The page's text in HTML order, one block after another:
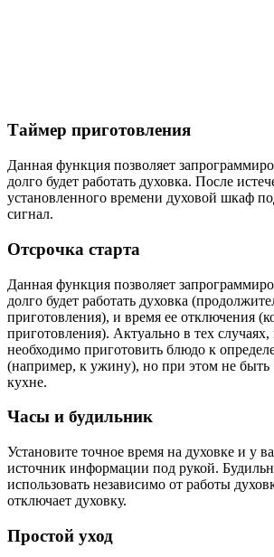
Таймер приготовления
Данная функция позволяет
долго будет работать духовка. После
установленного времени духовой шкаф
сигнал.
Отсрочка старта
Данная функция позволяет
долго будет работать духовка
приготовления), и время ее отключения
приготовления). Актуально в тех случаях,
необходимо приготовить блюдо к
(например, к ужину), но при этом не
кухне.
Часы и будильник
Установите точное время на духовке и у
источник информации под рукой.
использовать независимо от работы
отключает духовку.
Простой уход